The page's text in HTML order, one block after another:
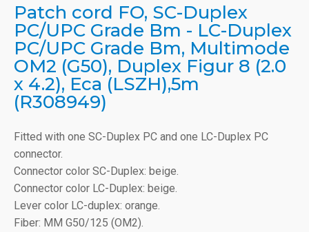
Patch cord FO, SC-Duplex
PC/UPC Grade Bm - LC-Duplex
PC/UPC Grade Bm, Multimode
OM2 (G50), Duplex Figur 8 (2.0
x 4.2), Eca (LSZH),5m
(R308949)
Fitted with one SC-Duplex PC and one LC-Duplex PC
connector.
Connector color SC-Duplex: beige.
Connector color LC-Duplex: beige.
Lever color LC-duplex: orange.
Fiber: MM G50/125 (OM2).